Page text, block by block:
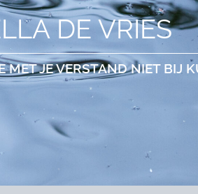
DE VRIES
MET JE VERSTAND NIET BIJ